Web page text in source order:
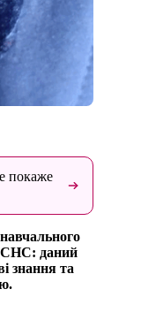
покаже
даний
знання та